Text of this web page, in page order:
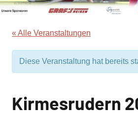
« Alle Veranstaltungen
Diese Veranstaltung hat bereits
Kirmesrudern